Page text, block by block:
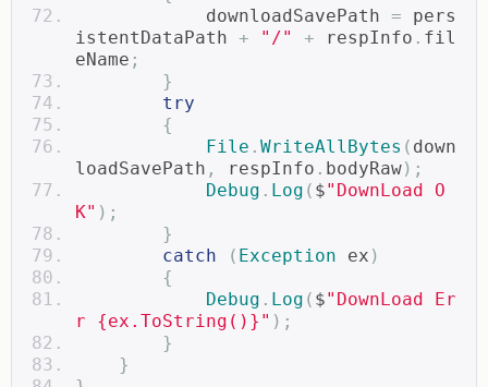
            downloadSavePath
= pers
istentDataPath + "/" + respInfo . fil
eName ;
}
try
{
File . WriteAllBytes ( down
loadSavePath , respInfo . bodyRaw);
Debug . Log ( $"DownLoad O
K" );
}
catch
( Exception ex )
{
Debug . Log ( $"DownLoad Er
r {ex.ToString()}" );
}
}